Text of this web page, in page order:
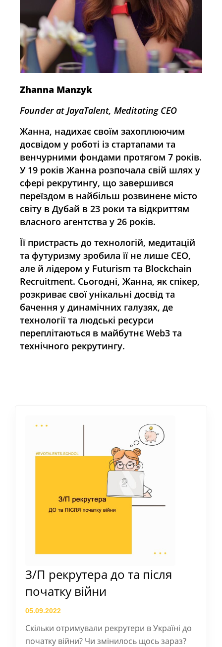
Zhanna Manzyk
Founder at JayaTalent, Meditating CEO
Жанна, надихає своїм захоплюючим
досвідом у роботі із стартапами та
венчурними фондами протягом 7 років.
У 19 років Жанна розпочала свій шлях у
сфері рекрутингу, що завершився
переїздом в найбільш розвинене місто
світу в Дубай в 23 роки та відкриттям
власного агентства у 26 років.
Її пристрасть до технологій, медитацій
та футуризму зробила її не лише CEO,
але й лідером у Futurism та Blockchain
Recruitment. Сьогодні, Жанна, як спікер,
розкриває свої унікальні досвід та
бачення у динамічних галузях, де
технології та людські ресурси
переплітаються в майбутнє Web3 та
технічного рекрутингу.
З/П рекрутера до та після
початку війни
05.09.2022
Скільки отримували рекрутери в Україні до
початку війни? Чи змінилось щось зараз?